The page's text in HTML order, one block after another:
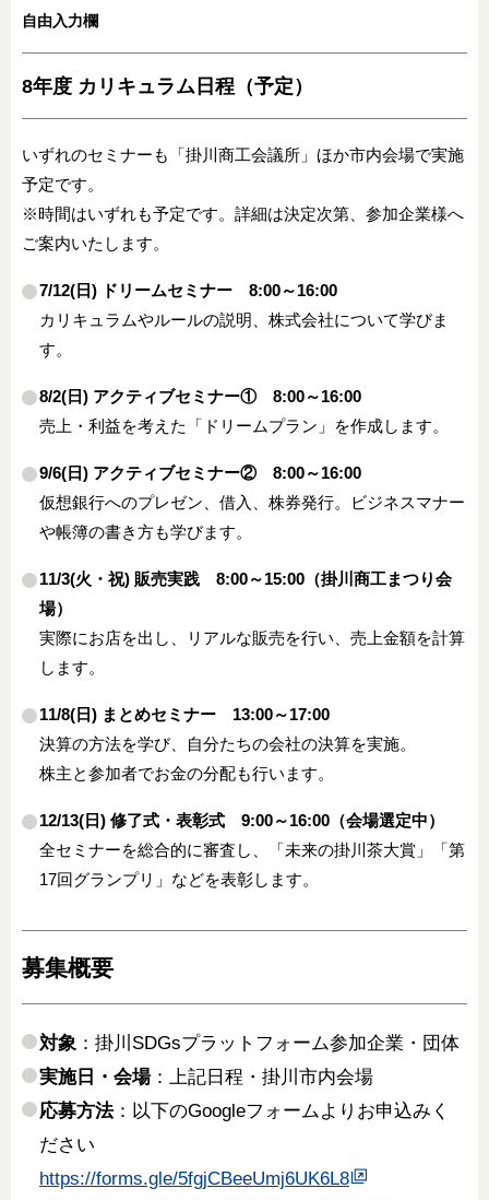
自由入力欄
8年度 カリキュラム日程（予定）
いずれのセミナーも「掛川商工会議所」ほか市内会場で実施
予定です。
※時間はいずれも予定です。詳細は決定次第、参加企業様へ
ご案内いたします。
7/12(日) ドリームセミナー 8:00～16:00
カリキュラムやルールの説明、株式会社について学びま
す。
8/2(日) アクティブセミナー① 8:00～16:00
売上・利益を考えた「ドリームプラン」を作成します。
9/6(日) アクティブセミナー② 8:00～16:00
仮想銀行へのプレゼン、借入、株券発行。ビジネスマナー
や帳簿の書き方も学びます。
11/3(火・祝) 販売実践 8:00～15:00（掛川商工まつり会
場）
実際にお店を出し、リアルな販売を行い、売上金額を計算
します。
11/8(日) まとめセミナー 13:00～17:00
決算の方法を学び、自分たちの会社の決算を実施。
株主と参加者でお金の分配も行います。
12/13(日) 修了式・表彰式 9:00～16:00（会場選定中）
全セミナーを総合的に審査し、「未来の掛川茶大賞」「第
17回グランプリ」などを表彰します。
募集概要
対象 ：掛川SDGsプラットフォーム参加企業・団体
実施日・会場：上記日程・掛川市内会場
応募方法：以下のGoogleフォームよりお申込みく
ださい
https://forms.gle/5fgjCBeeUmj6UK6L8